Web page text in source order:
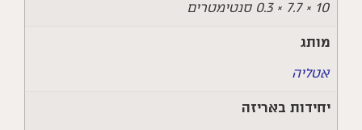
10 × 7.7 × 0.3 סנטימטרים
מותג
אטליה
יחידות באריזה